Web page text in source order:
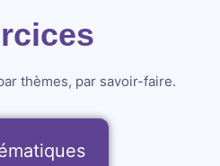
thèmes, par savoir-faire.